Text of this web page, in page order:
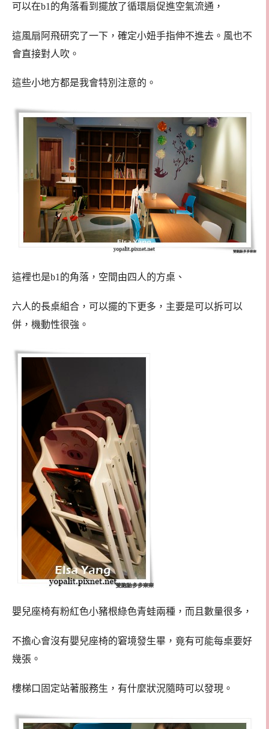
可以在b1的角落看到擺放了循環扇促進空氣流通，
這風扇阿飛研究了一下，確定小妞手指伸不進去。風也不
會直接對人吹。
這些小地方都是我會特別注意的。
這裡也是b1的角落，空間由四人的方桌、
六人的長桌組合，可以擺的下更多，主要是可以拆可以
併，機動性很強。
嬰兒座椅有粉紅色小豬根綠色青蛙兩種，而且數量很多，
不擔心會沒有嬰兒座椅的窘境發生畢，竟有可能每桌要好
幾張。
樓梯口固定站著服務生，有什麼狀況隨時可以發現。